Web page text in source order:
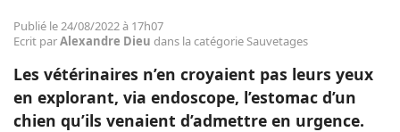
Tops
Publié le 24/08/2022 à 17h07
Ecrit parAlexandre Dieu dans la catégorie Sauvetages
Les vétérinaires n’en croyaient pas leurs yeux
en explorant, via endoscope, l’estomac d’un
chien qu’ils venaient d’admettre en urgence.